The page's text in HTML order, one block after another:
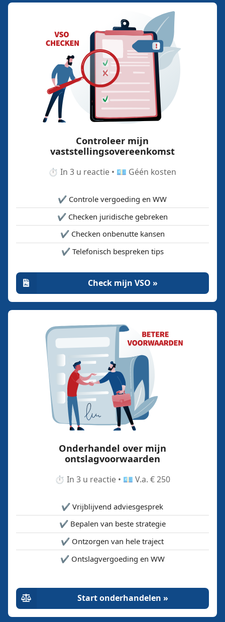
Controleer mijn
vaststellingsovereenkomst
⏱️ In 3 u reactie • 💶 Géén kosten
✔️ Controle vergoeding en WW
✔️ Checken juridische gebreken
✔️ Checken onbenutte kansen
✔️ Telefonisch bespreken tips
Check mijn VSO »
Onderhandel over mijn
ontslagvoorwaarden
⏱️ In 3 u reactie • 💶 V.a. € 250
✔️ Vrijblijvend adviesgesprek
✔️ Bepalen van beste strategie
✔️ Ontzorgen van hele traject
✔️ Ontslagvergoeding en WW
Start onderhandelen »